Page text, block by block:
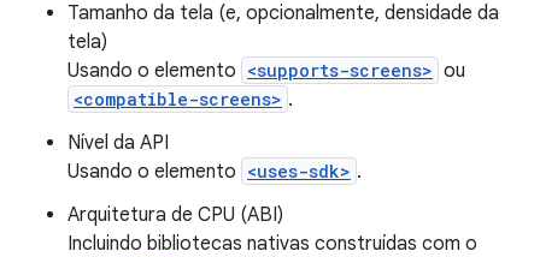
Tamanho da tela (e, opcionalmente, densidade da
tela)
Usando o elemento <supports-screens> ou
<compatible-screens> .
Nível da API
Usando o elemento <uses-sdk> .
Arquitetura de CPU (ABI)
Incluindo bibliotecas nativas construídas com o